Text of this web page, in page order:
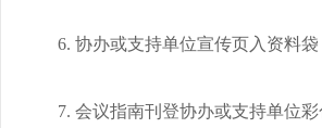
6. 协办或支持单位宣传页入资料袋
7. 会议指南刊登协办或支持单位彩